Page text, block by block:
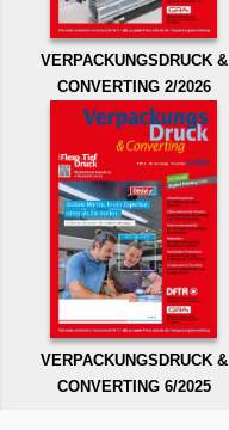
VERPACKUNGSDRUCK &
CONVERTING 2/2026
VERPACKUNGSDRUCK &
CONVERTING 6/2025